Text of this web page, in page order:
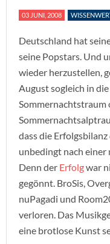
03 JUNI, 2008
Deutschland hat
seine Popstars. Und
wieder herzustellen,
August sogleich in
Sommernachtstraum
dass die
unbedingt nach einer
Denn der Erfolgwar
gegönnt. BroSis,
nuPagadi und
verloren. Das
eine brotlose Kunst